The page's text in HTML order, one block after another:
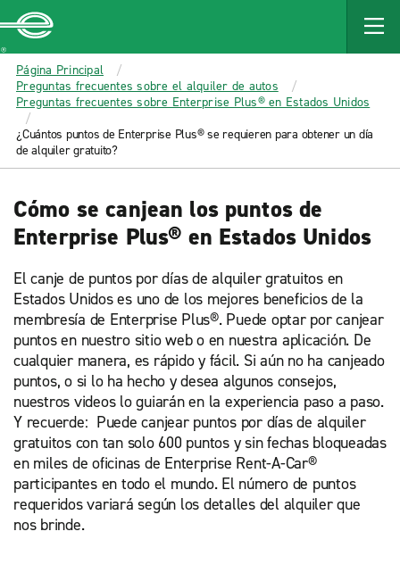
MAIN
CONTENT
Enterprise
Página Principal
Preguntas frecuentes sobre el alquiler de autos
Preguntas frecuentes sobre Enterprise Plus® en Estados Unidos
¿Cuántos puntos de Enterprise Plus® se requieren para obtener un día
de alquiler gratuito?
Cómo se canjean los puntos de
Enterprise Plus® en Estados Unidos
El canje de puntos por días de alquiler gratuitos en
Estados Unidos es uno de los mejores beneficios de la
membresía de Enterprise Plus®. Puede optar por canjear
puntos en nuestro sitio web o en nuestra aplicación. De
cualquier manera, es rápido y fácil. Si aún no ha canjeado
puntos, o si lo ha hecho y desea algunos consejos,
nuestros videos lo guiarán en la experiencia paso a paso.
Y recuerde: Puede canjear puntos por días de alquiler
gratuitos con tan solo 600 puntos y sin fechas bloqueadas
en miles de oficinas de Enterprise Rent-A-Car®
participantes en todo el mundo. El número de puntos
requeridos variará según los detalles del alquiler que
nos brinde.